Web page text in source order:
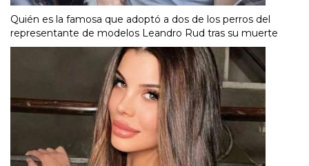
Quién es la famosa que adoptó a dos de los perros del
representante de modelos Leandro Rud tras su muerte